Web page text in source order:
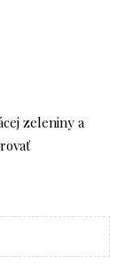
zeleniny a